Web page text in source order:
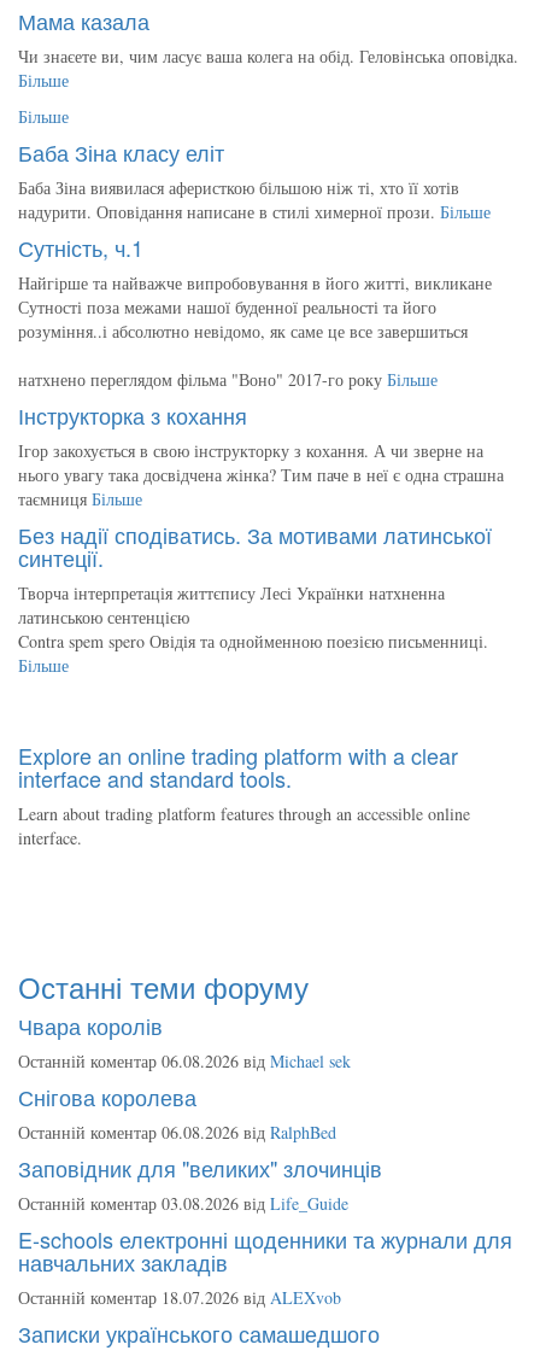
Мама казала
Чи знаєете ви, чим ласує ваша колега на обід. Геловінська оповідка.
Більше
Більше
Баба Зіна класу еліт
Баба Зіна виявилася аферисткою більшою ніж ті, хто її хотів
надурити. Оповідання написане в стилі химерної прози. Більше
Сутність, ч.1
Найгірше та найважче випробовування в його житті, викликане
Сутності поза межами нашої буденної реальності та його
розуміння..і абсолютно невідомо, як саме це все завершиться
натхнено переглядом фільма "Воно" 2017-го року Більше
Інструкторка з кохання
Ігор закохується в свою інструкторку з кохання. А чи зверне на
нього увагу така досвідчена жінка? Тим паче в неї є одна страшна
таємниця Більше
Без надії сподіватись. За мотивами латинської
синтеції.
Творча інтерпретація життєпису Лесі Українки натхненна
латинською сентенцією
Contra spem spero Овідія та однойменною поезією письменниці.
Більше
Explore an online trading platform with a clear
interface and standard tools.
Learn about trading platform features through an accessible online
interface.
Останні теми форуму
Чвара королів
Останній коментар 06.08.2026 від Michael sek
Снігова королева
Останній коментар 06.08.2026 від RalphBed
Заповідник для "великих" злочинців
Останній коментар 03.08.2026 від Life_Guide
E-schools електронні щоденники та журнали для
навчальних закладів
Останній коментар 18.07.2026 від ALEXvob
Записки українського самашедшого